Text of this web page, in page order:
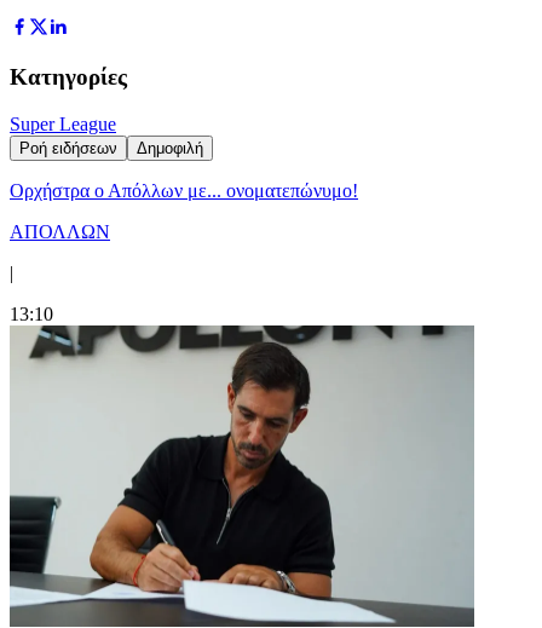
Κατηγορίες
Super League
Ροή ειδήσεων Δημοφιλή
Ορχήστρα o Aπόλλων με... ονοματεπώνυμο!
ΑΠΟΛΛΩΝ
|
13:10